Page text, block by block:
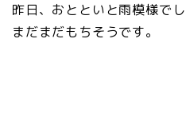
昨日、おとといと雨模様で
まだまだもちそうです。